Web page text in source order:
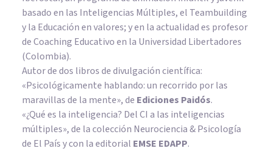
basado en las Inteligencias Múltiples, el Teambuilding
y la Educación en valores; y en la actualidad es profesor
de Coaching Educativo en la Universidad Libertadores
(Colombia).
Autor de dos libros de divulgación científica:
«Psicológicamente hablando: un recorrido por las
maravillas de la mente», de Ediciones Paidós.
«¿Qué es la inteligencia? Del CI a las inteligencias
múltiples», de la colección Neurociencia & Psicología
de El País y con la editorial EMSE EDAPP.